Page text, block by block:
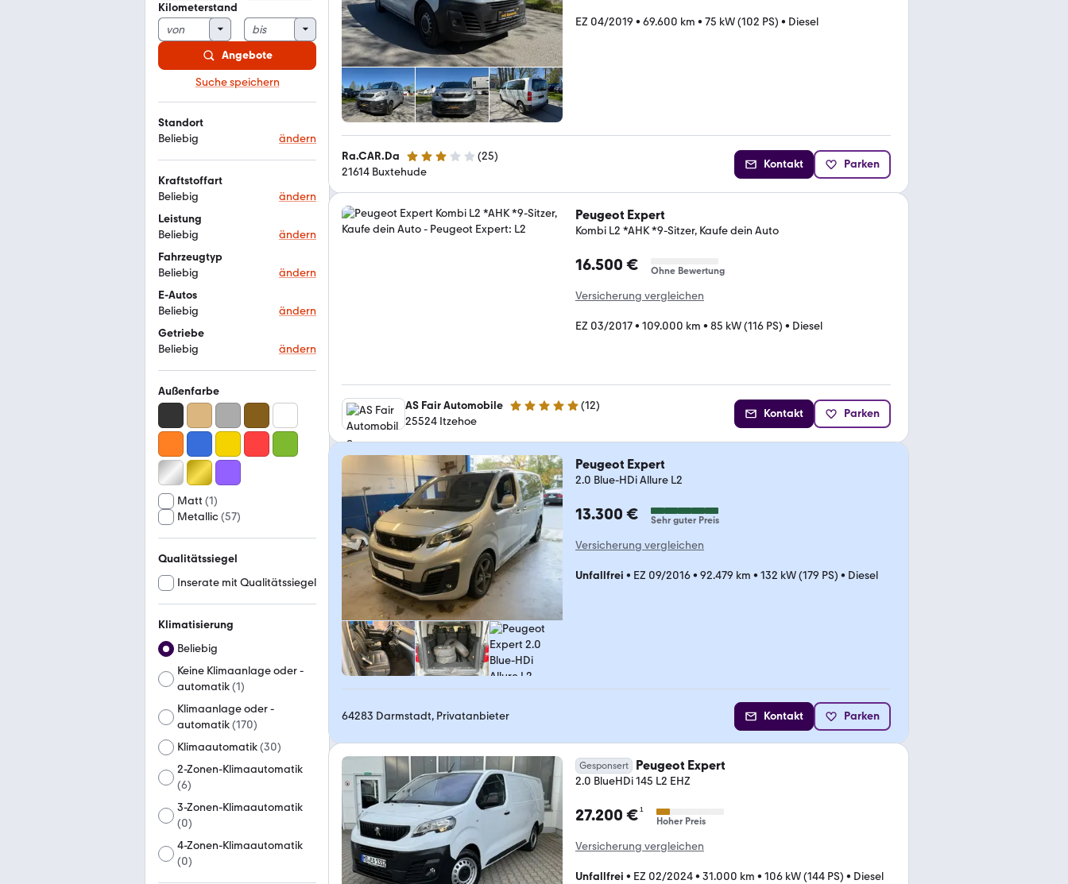
Kilometerstand
Angebote
Suche speichern
Standort
Beliebig
ändern
Kraftstoffart
Beliebig
ändern
Leistung
Beliebig
ändern
Fahrzeugtyp
Beliebig
ändern
E-Autos
Beliebig
ändern
Getriebe
Beliebig
ändern
Außenfarbe
Matt (1)
Metallic(57)
Qualitätssiegel
Inserate mit Qualitätssiegel
Klimatisierung
Beliebig
Keine Klimaanlage oder -
automatik(1)
Klimaanlage oder -
automatik(170)
Klimaautomatik(30)
2-Zonen-Klimaautomatik
(6)
3-Zonen-Klimaautomatik
(0)
4-Zonen-Klimaautomatik
(0)
EZ 04/2019 • 69.600 km • 75 kW (102 PS) • Diesel
Ra.CAR.Da 3.2 Sterne (25)
21614 Buxtehude
Kontakt Parken
Peugeot Expert
Kombi L2 *AHK *9-Sitzer, Kaufe dein Auto
16.500 € Ohne Bewertung
Versicherung vergleichen
EZ 03/2017• 109.000 km • 85 kW (116 PS) • Diesel
AS Fair Automobile 4.9 Sterne (12)
25524 Itzehoe
Kontakt Parken
Peugeot Expert
2.0 Blue-HDi Allure L2
13.300 € Sehr guter Preis
Versicherung vergleichen
Unfallfrei • EZ 09/2016• 92.479 km • 132 kW (179 PS) • Diesel
64283 Darmstadt, Privatanbieter Kontakt Parken
Gesponsert Peugeot Expert
2.0 BlueHDi 145 L2 EHZ
27.200 €¹
Hoher Preis
Versicherung vergleichen
Unfallfrei • EZ 02/2024• 31.000 km • 106 kW (144 PS) • Diesel